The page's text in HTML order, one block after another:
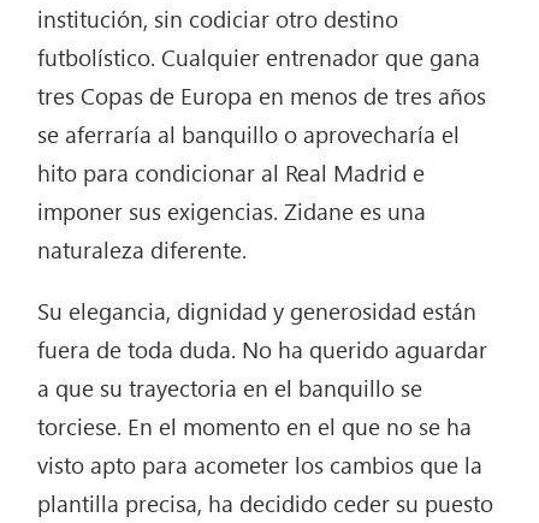
institución, sin codiciar otro destino
futbolístico. Cualquier entrenador que gana
tres Copas de Europa en menos de tres años
se aferraría al banquillo o aprovecharía el
hito para condicionar al Real Madrid e
imponer sus exigencias. Zidane es una
naturaleza diferente.
Su elegancia, dignidad y generosidad están
fuera de toda duda. No ha querido aguardar
a que su trayectoria en el banquillo se
torciese. En el momento en el que no se ha
visto apto para acometer los cambios que la
plantilla precisa, ha decidido ceder su puesto